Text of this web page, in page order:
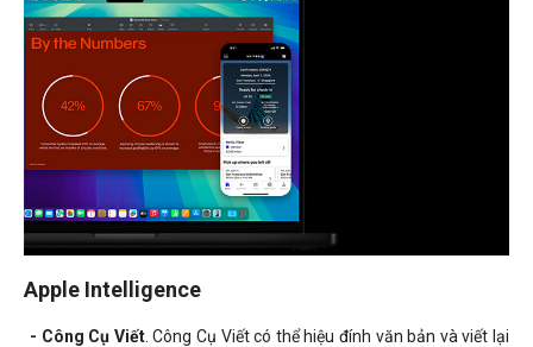
Apple Intelligence
- Công Cụ Viết. Công Cụ Viết có thể hiệu đính văn bản và viết lại